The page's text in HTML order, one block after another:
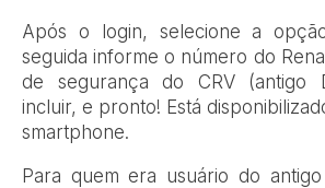
Após o login, selecione a
seguida informe o número do
de segurança do CRV (antigo
incluir, e pronto! Está
smartphone.
Para quem era usuário do antigo